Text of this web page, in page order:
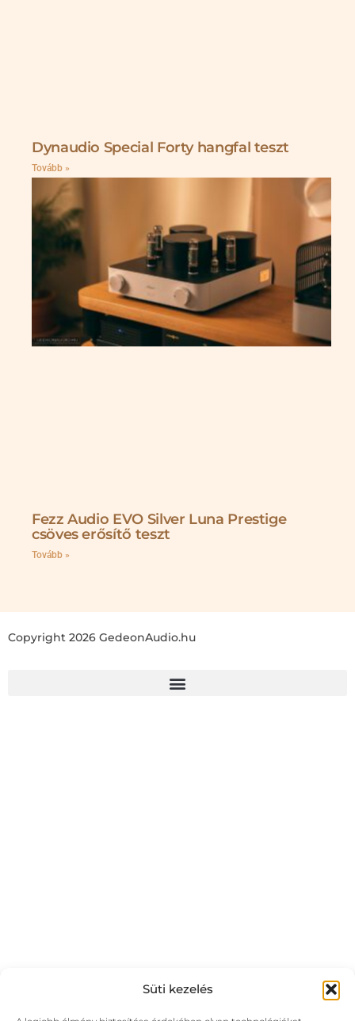
Süti kezelés
Dynaudio Special Forty hangfal teszt
Tovább »
Fezz Audio EVO Silver Luna Prestige
csöves erősítő teszt
Tovább »
Copyright 2026 GedeonAudio.hu